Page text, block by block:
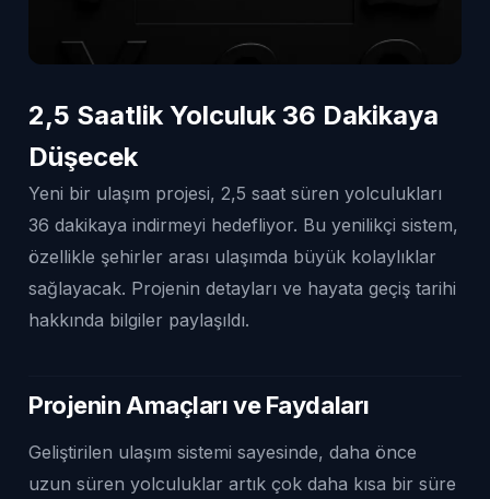
2,5 Saatlik Yolculuk 36 Dakikaya
Düşecek
Yeni bir ulaşım projesi, 2,5 saat süren yolculukları
36 dakikaya indirmeyi hedefliyor. Bu yenilikçi sistem,
özellikle şehirler arası ulaşımda büyük kolaylıklar
sağlayacak. Projenin detayları ve hayata geçiş tarihi
hakkında bilgiler paylaşıldı.
Projenin Amaçları ve Faydaları
Geliştirilen ulaşım sistemi sayesinde, daha önce
uzun süren yolculuklar artık çok daha kısa bir süre